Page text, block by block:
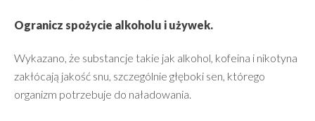
Ogranicz spożycie alkoholu i używek.
Wykazano, że substancje takie jak alkohol, kofeina i nikotyna
zakłócają jakość snu, szczególnie głęboki sen, którego
organizm potrzebuje do naładowania.